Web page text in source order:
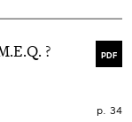
PDF
?
p. 34